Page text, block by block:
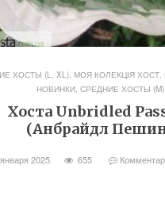
ХОСТЫ (L, XL), МОЯ КОЛЕКЦІЯ ХОСТ,
НОВИНКИ, СРЕДНИЕ ХОСТЫ (M)
Хоста Unbridled
(Анбрайдл
2025 655